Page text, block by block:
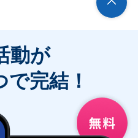
動が
で完結！